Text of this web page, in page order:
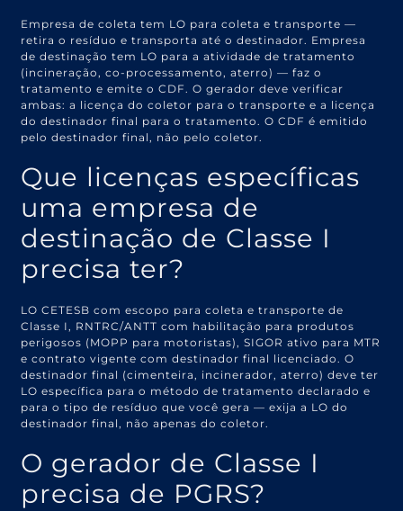
Empresa de coleta tem LO para coleta e transporte —
retira o resíduo e transporta até o destinador. Empresa
de destinação tem LO para a atividade de tratamento
(incineração, co-processamento, aterro) — faz o
tratamento e emite o CDF. O gerador deve verificar
ambas: a licença do coletor para o transporte e a licença
do destinador final para o tratamento. O CDF é emitido
pelo destinador final, não pelo coletor.
Que licenças específicas
uma empresa de
destinação de Classe I
precisa ter?
LO CETESB com escopo para coleta e transporte de
Classe I, RNTRC/ANTT com habilitação para produtos
perigosos (MOPP para motoristas), SIGOR ativo para MTR
e contrato vigente com destinador final licenciado. O
destinador final (cimenteira, incinerador, aterro) deve ter
LO específica para o método de tratamento declarado e
para o tipo de resíduo que você gera — exija a LO do
destinador final, não apenas do coletor.
O gerador de Classe I
precisa de PGRS?